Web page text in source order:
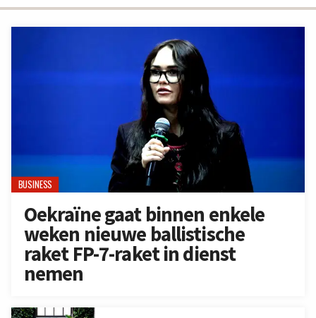
BUSINESS
Oekraïne gaat binnen enkele
weken nieuwe ballistische
raket FP-7-raket in dienst
nemen